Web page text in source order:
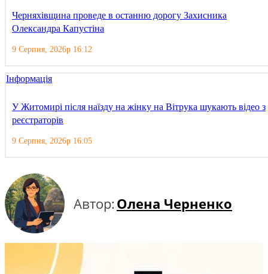
Черняхівщина проведе в останню дорогу Захисника
Олександра Капустіна
9 Серпня, 2026р 16:12
Інформація
У Житомирі після наїзду на жінку на Вітрука шукають відео з
реєстраторів
9 Серпня, 2026р 16:05
Автор:Олена Черненко